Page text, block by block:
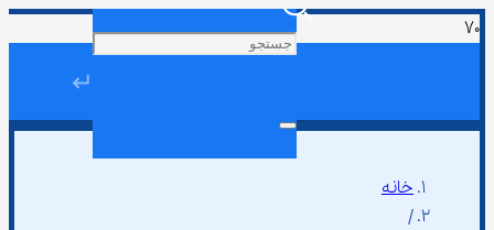
↵
خانه
/